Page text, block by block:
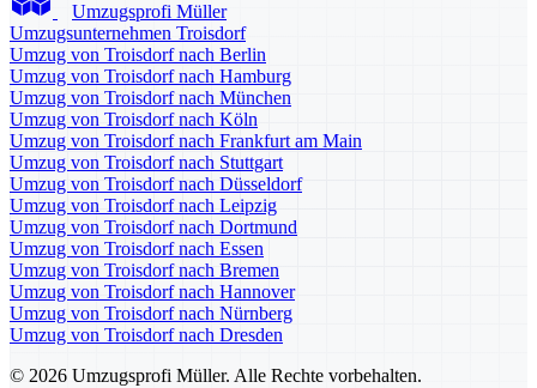
Umzugsprofi Müller
Umzugsunternehmen Troisdorf
Umzug von Troisdorf nach Berlin
Umzug von Troisdorf nach Hamburg
Umzug von Troisdorf nach München
Umzug von Troisdorf nach Köln
Umzug von Troisdorf nach Frankfurt am Main
Umzug von Troisdorf nach Stuttgart
Umzug von Troisdorf nach Düsseldorf
Umzug von Troisdorf nach Leipzig
Umzug von Troisdorf nach Dortmund
Umzug von Troisdorf nach Essen
Umzug von Troisdorf nach Bremen
Umzug von Troisdorf nach Hannover
Umzug von Troisdorf nach Nürnberg
Umzug von Troisdorf nach Dresden
© 2026 Umzugsprofi Müller. Alle Rechte vorbehalten.